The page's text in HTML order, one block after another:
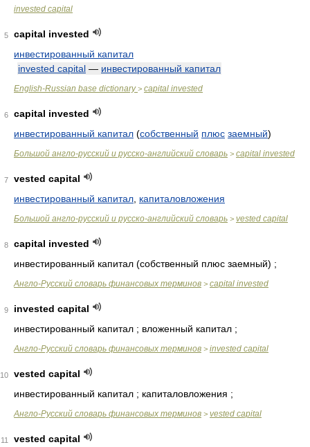
invested capital
5
capital invested
инвестированный капитал
invested capital — инвестированный капитал
English-Russian base dictionary> capital invested
6
capital invested
инвестированный капитал (собственный плюс заемный)
Большой англо-русский и русско-английский словарь > capital invested
7
vested capital
инвестированный капитал капиталовложения
Большой англо-русский и русско-английский словарь > vested capital
8
capital invested
инвестированный капитал (собственный плюс заемный) ;
Англо-Русский словарь финансовых терминов > capital invested
9
invested capital
инвестированный капитал ; вложенный капитал ;
Англо-Русский словарь финансовых терминов > invested capital
10
vested capital
инвестированный капитал ; капиталовложения ;
Англо-Русский словарь финансовых терминов > vested capital
11 vested capital